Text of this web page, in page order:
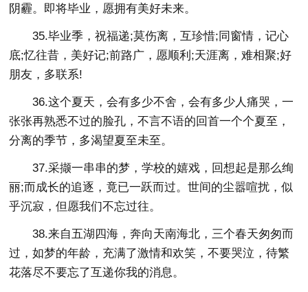
阴霾。即将毕业，愿拥有美好未来。
35.毕业季，祝福递;莫伤离，互珍惜;同窗情，记心
底;忆往昔，美好记;前路广，愿顺利;天涯离，难相聚;好
朋友，多联系!
36.这个夏天，会有多少不舍，会有多少人痛哭，一
张张再熟悉不过的脸孔，不言不语的回首一个个夏至，
分离的季节，多渴望夏至未至。
37.采撷一串串的梦，学校的嬉戏，回想起是那么绚
丽;而成长的追逐，竟已一跃而过。世间的尘嚣喧扰，似
乎沉寂，但愿我们不忘过往。
38.来自五湖四海，奔向天南海北，三个春天匆匆而
过，如梦的年龄，充满了激情和欢笑，不要哭泣，待繁
花落尽不要忘了互递你我的消息。